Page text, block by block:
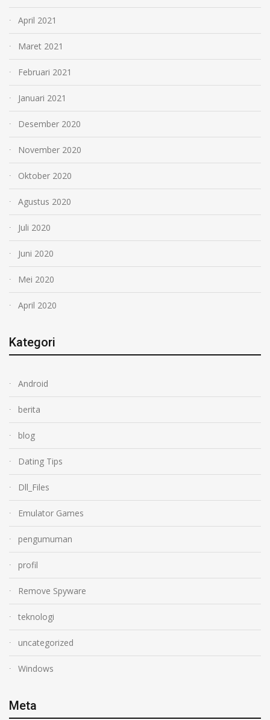
April 2021
Maret 2021
Februari 2021
Januari 2021
Desember 2020
November 2020
Oktober 2020
Agustus 2020
Juli 2020
Juni 2020
Mei 2020
April 2020
Kategori
Android
berita
blog
Dating Tips
Dll_Files
Emulator Games
pengumuman
profil
Remove Spyware
teknologi
uncategorized
Windows
Meta